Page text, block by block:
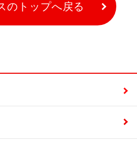
のトップへ戻る